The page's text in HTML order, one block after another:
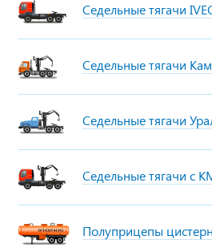
Седельные тягачи
Седельные тягачи
Седельные тягачи
Седельные тягачи с
Полуприцепы